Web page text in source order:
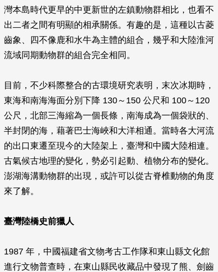
灣本島時代更早的中更新世的左鎮動物群相比，也看不
出二者之間有明顯的相承關係。有趣的是，這種以古菱
齒象、四不像鹿和水牛為主體的組合，幾乎和大陸淮河
流域同期動物群的組合完全相同。
目前，不少科際整合的古環境研究表明，末次冰期時，
東海和南海海面分別下降 130～150 公尺和 100～120
公尺，北部三海縮為一個長條，南海成為一個袋狀的、
半封閉的海，藉著巴士海峽和大洋相通。當時各大河流
的出口東遷至現今的大陸架上，臺灣和中國大陸相連。
古氣候古地理的變化，勢必引起動、植物分布的變化。
澎湖海溝動物群的出現，或許可以從古脊椎動物的角度
來了解。
臺灣陸橋史前獵人
1987 年，中國福建省文物考古工作隊和東山縣文化館
進行文物普查時，在東山縣民收藏品中發現了熊、劍齒